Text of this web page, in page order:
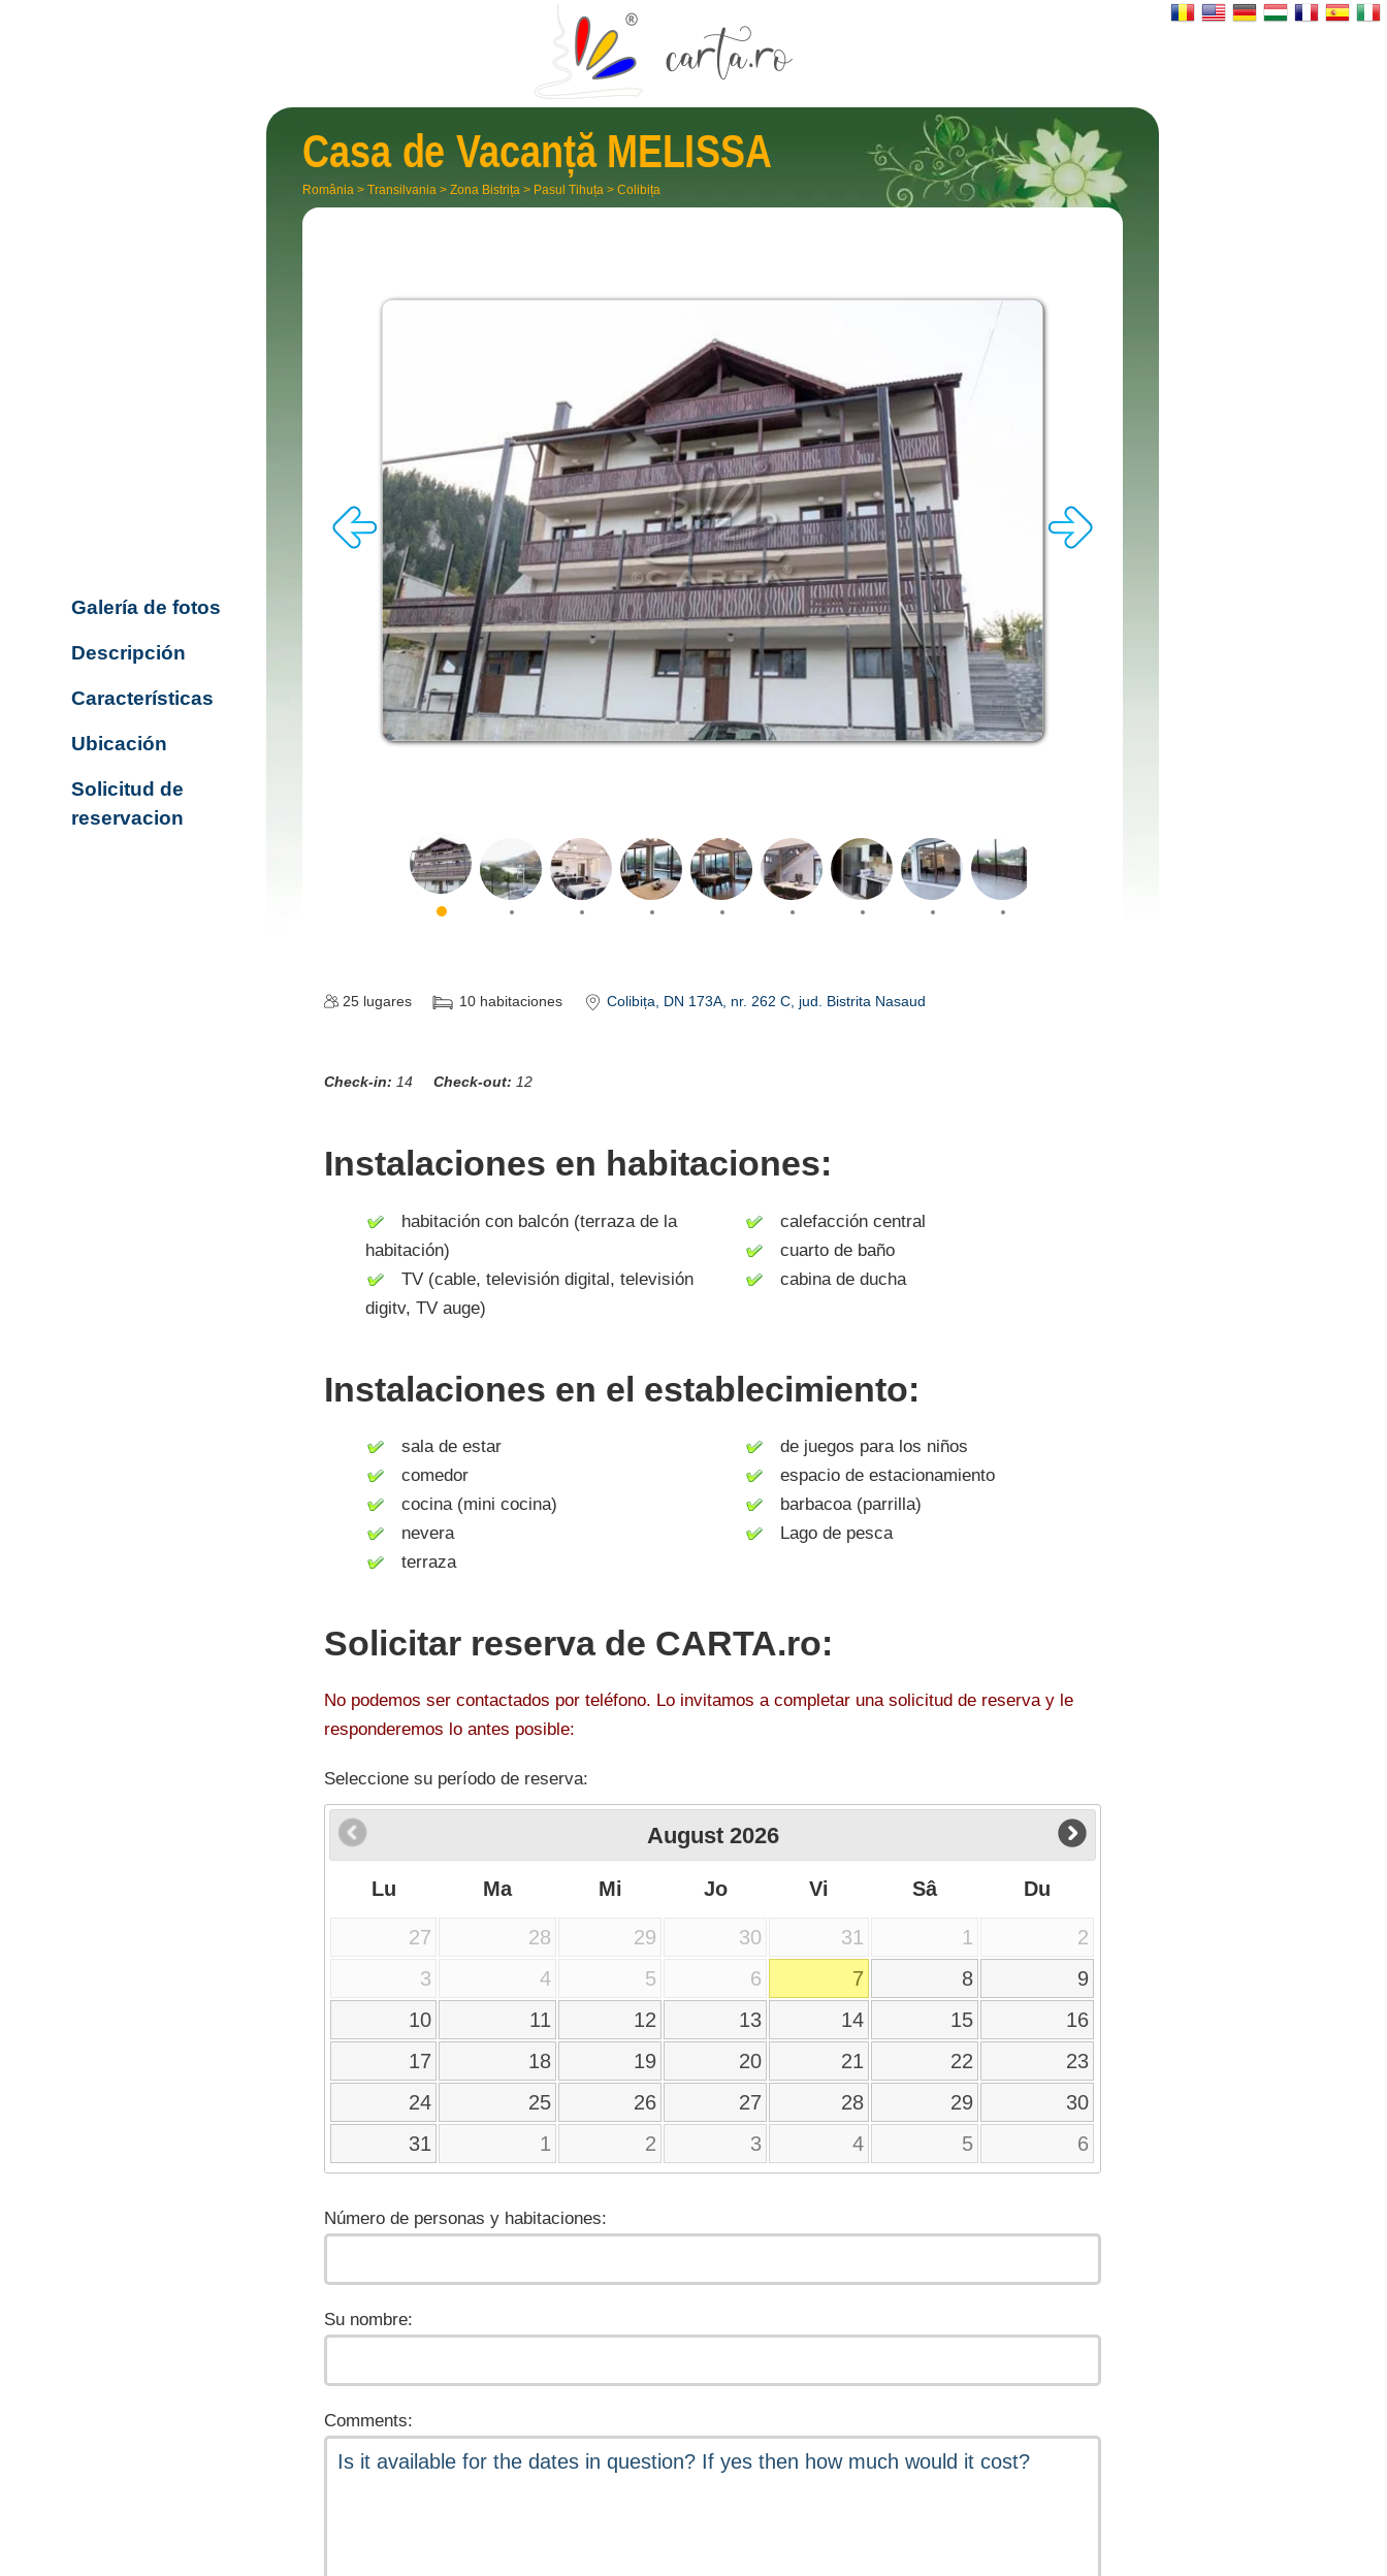
Casa de Vacanță MELISSA
România > Transilvania > Zona Bistrița > Pasul Tihuța > Colibița
25 lugares 10 habitaciones Colibița, DN 173A, nr. 262 C, jud. Bistrita Nasaud
Check-in: 14 Check-out: 12
Instalaciones en habitaciones:
habitación con balcón (terraza de la
habitación)
TV (cable, televisión digital, televisión
digitv, TV auge)
calefacción central
cuarto de baño
cabina de ducha
Instalaciones en el establecimiento:
sala de estar
comedor
cocina (mini cocina)
nevera
terraza
de juegos para los niños
espacio de estacionamiento
barbacoa (parrilla)
Lago de pesca
Solicitar reserva de CARTA.ro:
No podemos ser contactados por teléfono. Lo invitamos a completar una solicitud de reserva y le
responderemos lo antes posible:
Seleccione su período de reserva:
August 2026
Lu Ma Mi Jo Vi Sâ Du
27 28 29 30 31 1
2
3
4 5 6 7 8
9
10
11 12 13 14 15
16
17
18 19 20 21 22
23
24
25 26 27 28 29
30
31
1 2 3 4 5 6
Número de personas y habitaciones:
Su nombre:
Comments:
Galería de fotos
Descripción
Características
Ubicación
Solicitud de
reservacion